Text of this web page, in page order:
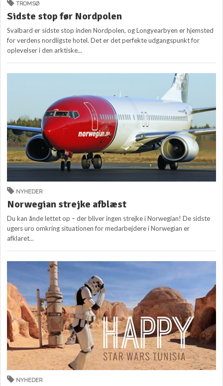
TROMSØ
Sidste stop før Nordpolen
Svalbard er sidste stop inden Nordpolen, og Longyearbyen er hjemsted
for verdens nordligste hotel. Det er det perfekte udgangspunkt for
oplevelser i den arktiske...
NYHEDER
Norwegian strejke afblæst
Du kan ånde lettet op – der bliver ingen strejke i Norwegian! De sidste
ugers uro omkring situationen for medarbejdere i Norwegian er
afklaret...
NYHEDER